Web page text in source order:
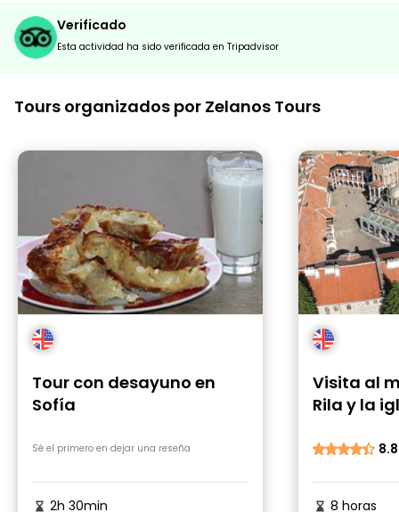
Verificado
Esta actividad ha sido verificada en Tripadvisor
Tours organizados por Zelanos Tours
Tour con desayuno en
Sofía
Sé el primero en dejar una reseña
2h 30min
Visita al
Rila y la
8.8
8 horas